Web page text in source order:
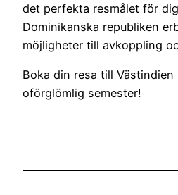
det perfekta resmålet för
Dominikanska republiken
möjligheter till avkoppling
Boka din resa till
oförglömlig semester!